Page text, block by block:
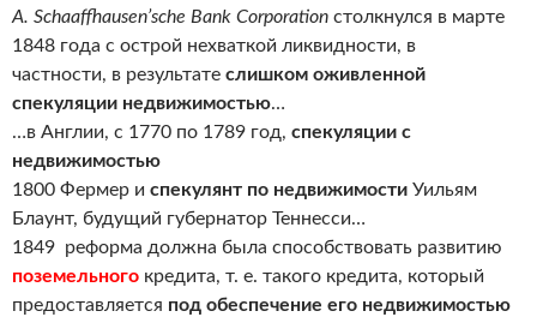
А. Schaaffhausen’sche Bank Corporation столкнулся в марте
1848 года с острой нехваткой ликвидности, в
частности, в результате слишком оживленной
спекуляции недвижимостью…
…в Англии, с 1770 по 1789 год, спекуляции с
недвижимостью
1800 Фермер и спекулянт по недвижимости Уильям
Блаунт, будущий губернатор Теннесси…
1849 реформа должна была способствовать развитию
поземельного кредита, т. е. такого кредита, который
предоставляется под обеспечение его недвижимостью